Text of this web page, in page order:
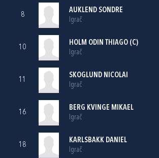
8
AUKLEND SONDRE
Igrač
10
HOLM ODIN THIAGO (C)
Igrač
11
SKOGLUND NICOLAI
Igrač
16
BERG KVINGE MIKAEL
Igrač
18
KARLSBAKK DANIEL
Igrač